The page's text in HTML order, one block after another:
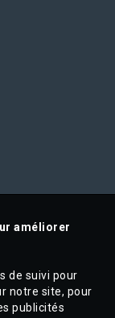
améliorer
de suivi pour
notre site, pour
publicités